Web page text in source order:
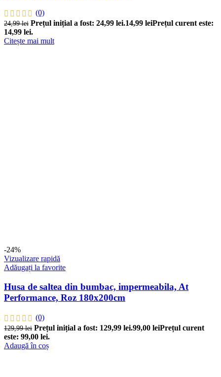
(0)
24,99lei Prețul inițial a fost: 24,99 lei.14,99 leiPrețul curent este:
14,99 lei.
Citește mai mult
-24%
Vizualizare rapidă
Adăugați la favorite
Husa de saltea din bumbac, impermeabila, At
Performance, Roz 180x200cm
(0)
129,99lei Prețul inițial a fost: 129,99 lei.99,00 leiPrețul curent
este: 99,00 lei.
Adaugă în coș